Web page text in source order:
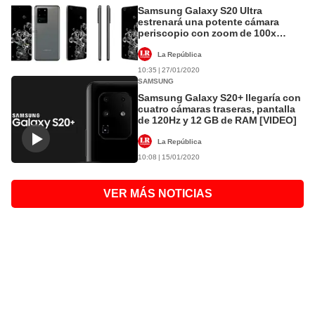
Samsung Galaxy S20 Ultra
estrenará una potente cámara
periscopio con zoom de 100x
La República
10:35 | 27/01/2020
SAMSUNG
Samsung Galaxy S20+ llegaría con
cuatro cámaras traseras, pantalla
de 120Hz y 12 GB de RAM [VIDEO]
La República
10:08 | 15/01/2020
VER MÁS NOTICIAS